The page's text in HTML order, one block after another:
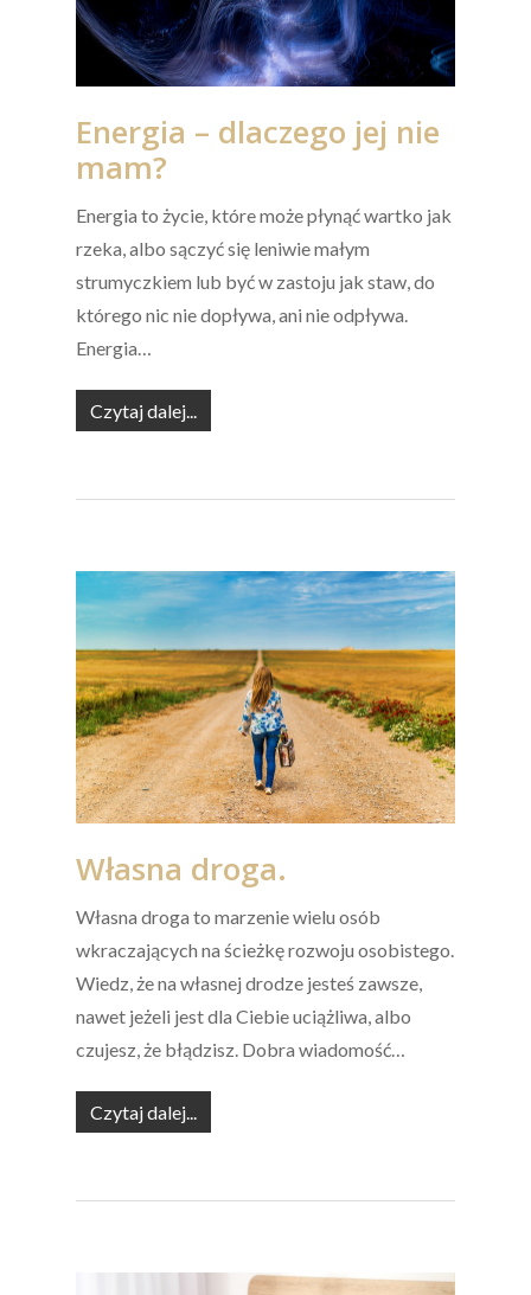
Energia – dlaczego jej nie
mam?
Energia to życie, które może płynąć wartko jak
rzeka, albo sączyć się leniwie małym
strumyczkiem lub być w zastoju jak staw, do
którego nic nie dopływa, ani nie odpływa.
Energia…
Czytaj dalej...
Własna droga.
Własna droga to marzenie wielu osób
wkraczających na ścieżkę rozwoju osobistego.
Wiedz, że na własnej drodze jesteś zawsze,
nawet jeżeli jest dla Ciebie uciążliwa, albo
czujesz, że błądzisz. Dobra wiadomość…
Czytaj dalej...